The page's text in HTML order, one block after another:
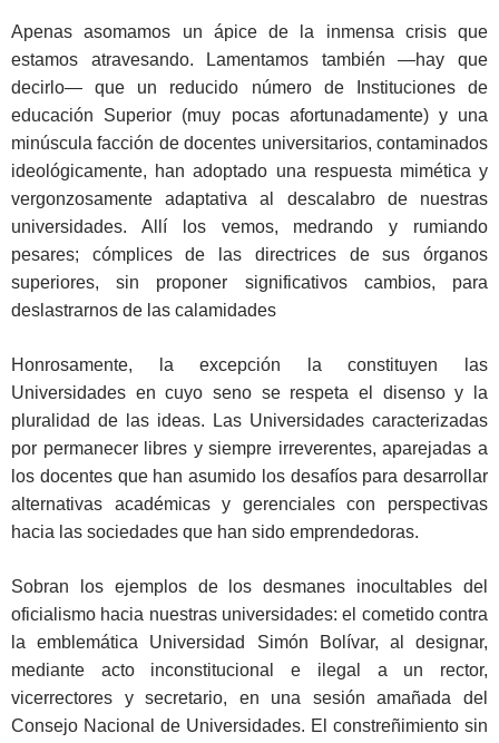
Apenas asomamos un ápice de la inmensa crisis que
estamos atravesando. Lamentamos también —hay que
decirlo— que un reducido número de Instituciones de
educación Superior (muy pocas afortunadamente) y una
minúscula facción de docentes universitarios, contaminados
ideológicamente, han adoptado una respuesta mimética y
vergonzosamente adaptativa al descalabro de nuestras
universidades. Allí los vemos, medrando y rumiando
pesares; cómplices de las directrices de sus órganos
superiores, sin proponer significativos cambios, para
deslastrarnos de las calamidades
Honrosamente, la excepción la constituyen las
Universidades en cuyo seno se respeta el disenso y la
pluralidad de las ideas. Las Universidades caracterizadas
por permanecer libres y siempre irreverentes, aparejadas a
los docentes que han asumido los desafíos para desarrollar
alternativas académicas y gerenciales con perspectivas
hacia las sociedades que han sido emprendedoras.
Sobran los ejemplos de los desmanes inocultables del
oficialismo hacia nuestras universidades: el cometido contra
la emblemática Universidad Simón Bolívar, al designar,
mediante acto inconstitucional e ilegal a un rector,
vicerrectores y secretario, en una sesión amañada del
Consejo Nacional de Universidades. El constreñimiento sin